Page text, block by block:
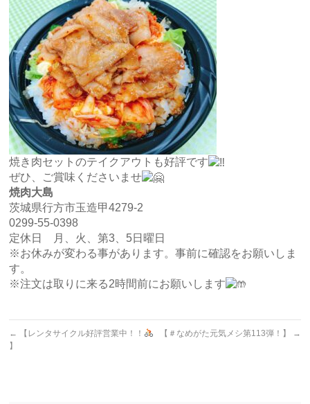
焼き肉セットのテイクアウトも好評です
ぜひ、ご賞味くださいませ
焼肉大島
茨城県行方市玉造甲4279-2
0299-55-0398
定休日 月、火、第3、5日曜日
※お休みが変わる事があります。事前に確認をお願いしま
す。
※注文は取りに来る2時間前にお願いします
←
【レンタサイクル好評営業中！！
】
【＃なめがた元気メシ第113弾！】 →